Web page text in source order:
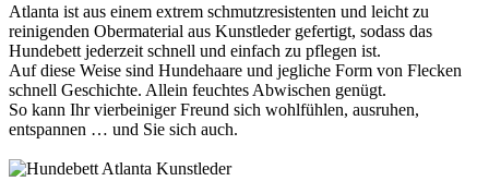
Atlanta ist aus einem extrem schmutzresistenten und leicht zu
reinigenden Obermaterial aus Kunstleder gefertigt, sodass das
Hundebett jederzeit schnell und einfach zu pflegen ist.
Auf diese Weise sind Hundehaare und jegliche Form von Flecken
schnell Geschichte. Allein feuchtes Abwischen genügt.
So kann Ihr vierbeiniger Freund sich wohlfühlen, ausruhen,
entspannen … und Sie sich auch.